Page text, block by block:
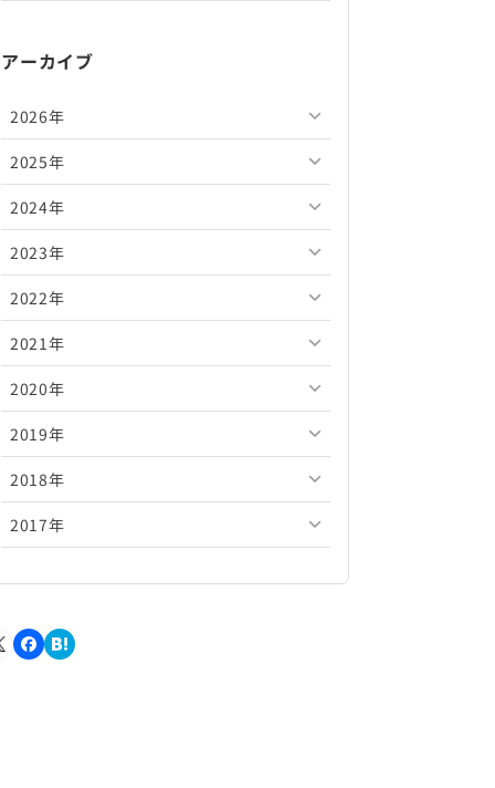
アーカイブ
2026年
2026年8月
2026年7月
2026年6月
2026年5月
2026年4月
2026年3月
2026年2月
2026年1月
2025年
2025年12月
2025年11月
2025年10月
2025年9月
2025年8月
2025年7月
2025年6月
2025年5月
2025年2月
2024年
2024年12月
2024年11月
2024年10月
2024年9月
2024年8月
2024年7月
2024年6月
2024年3月
2023年
2023年12月
2023年11月
2023年10月
2023年9月
2023年8月
2023年7月
2023年4月
2022年
2022年12月
2022年11月
2022年10月
2022年9月
2022年8月
2022年5月
2021年
2021年12月
2021年11月
2021年10月
2021年9月
2021年6月
2020年
2020年12月
2020年11月
2020年10月
2020年7月
2019年
2019年12月
2019年11月
2019年8月
2018年
2018年12月
2018年9月
2017年
2017年10月